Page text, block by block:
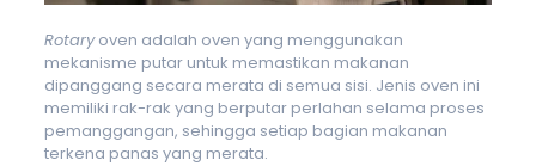
Rotaryoven adalah oven yang menggunakan
mekanisme putar untuk memastikan makanan
dipanggang secara merata di semua sisi. Jenis oven ini
memiliki rak-rak yang berputar perlahan selama proses
pemanggangan, sehingga setiap bagian makanan
terkena panas yang merata.